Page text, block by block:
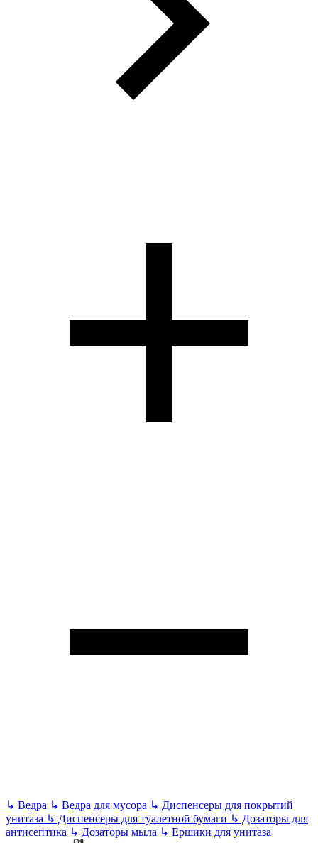
↳ Ведра ↳ Ведра для мусора ↳ Диспенсеры для покрытий
унитаза ↳ Диспенсеры для туалетной бумаги ↳ Дозаторы для
антисептика ↳ Дозаторы мыла ↳ Ершики для унитаза